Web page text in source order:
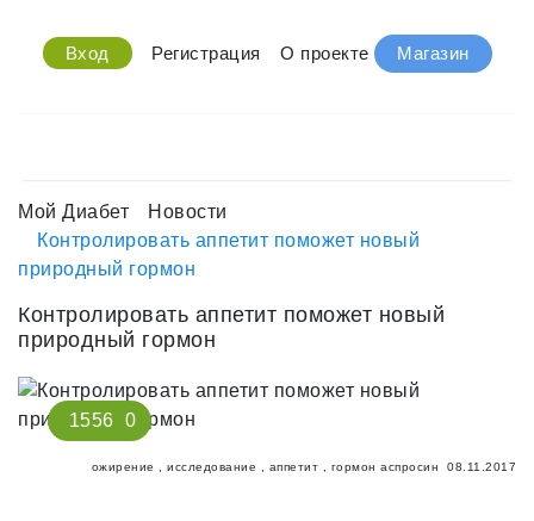
Вход Регистрация О проекте Магазин
Мой Диабет
Новости
Контролировать аппетит поможет новый
природный гормон
Контролировать аппетит поможет новый
природный гормон
1556 0
ожирение исследование аппетит гормон аспросин 08.11.2017